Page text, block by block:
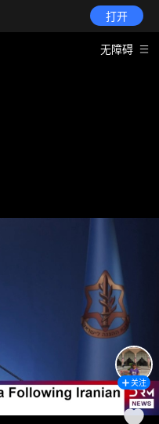
打开
无障碍
关注